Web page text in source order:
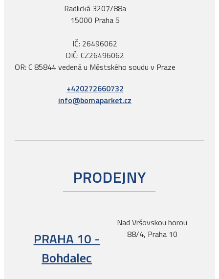
Radlická 3207/88a
15000 Praha 5
IČ: 26496062
DIČ: CZ26496062
OR: C 85844 vedená u Městského soudu v Praze
+420272660732
info@bomaparket.cz
PRODEJNY
PRAHA 10 -
Bohdalec
Nad Vršovskou horou
88/4, Praha 10